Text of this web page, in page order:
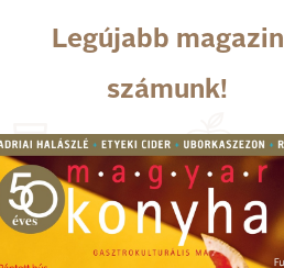
Legújabb magazin
számunk!